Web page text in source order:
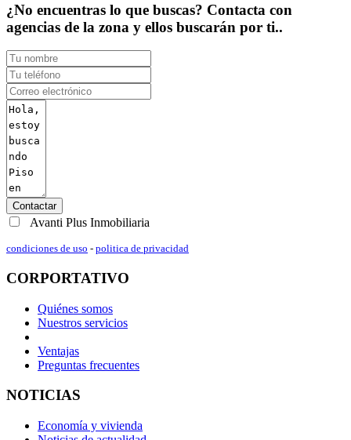
¿No encuentras lo que buscas? Contacta con
agencias de la zona y ellos buscarán por ti..
Contactar
Avanti Plus Inmobiliaria
condiciones de uso - politica de privacidad
CORPORTATIVO
Quiénes somos
Nuestros servicios
Ventajas
Preguntas frecuentes
NOTICIAS
Economía y vivienda